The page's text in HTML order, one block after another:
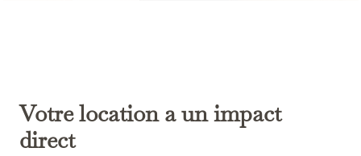
Votre location a un impact
direct